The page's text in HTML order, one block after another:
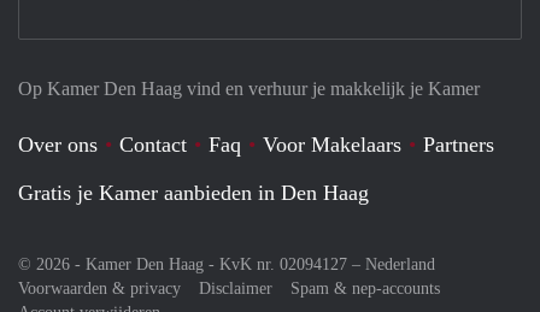
Op Kamer Den Haag vind en verhuur je makkelijk je Kamer
Over ons Contact Faq Voor Makelaars
Partners
Gratis je Kamer aanbieden in Den Haag
© 2026 - Kamer Den Haag - KvK nr. 02094127 – Nederland
Voorwaarden & privacy
Disclaimer
Spam & nep-accounts